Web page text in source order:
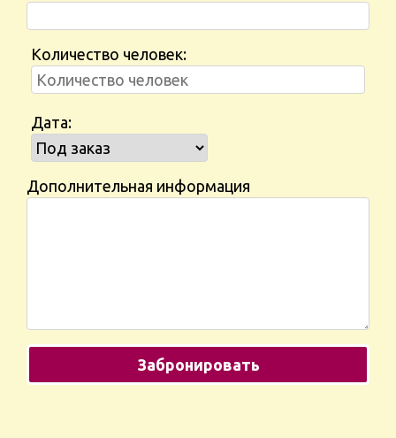
Количество человек:
Дата:
Дополнительная информация